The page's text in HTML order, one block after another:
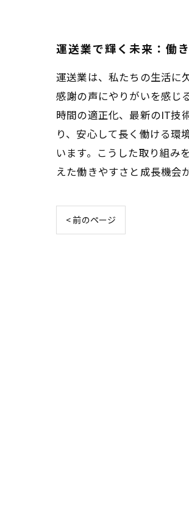
運送業で輝く未来：働
運送業は、私たちの生活に
感謝の声にやりがいを感じ
時間の適正化、最新のIT技
り、安心して長く働ける環
います。こうした取り組み
えた働きやすさと成長機会
< 前のページ